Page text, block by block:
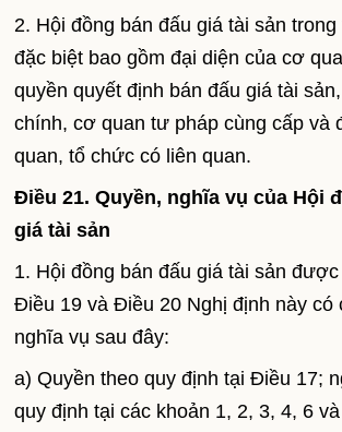
2. Hội đồng bán đấu giá tài sản
đặc biệt bao gồm đại diện của cơ
quyền quyết định bán đấu giá tài
chính, cơ quan tư pháp cùng cấp và
quan, tổ chức có liên quan.
Điều 21. Quyền, nghĩa vụ của Hội
giá tài sản
1. Hội đồng bán đấu giá tài sản
Điều 19 và Điều 20 Nghị định này có
nghĩa vụ sau đây:
a) Quyền theo quy định tại Điều 17;
quy định tại các khoản 1, 2, 3, 4, 6